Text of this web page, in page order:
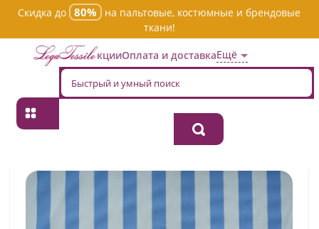
Скидка до 80%
на пальтовые, костюмные и брендовые
ткани!
АкцииОплата и доставкаЕщё
Главная
Ткань хлопок плательно-